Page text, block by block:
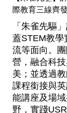
際教育三線齊發
「朱雀先驅
蓋STEM教學
流等面向。
營，融合科
美；並透過
課程銜接與
能講座及場
野，實踐